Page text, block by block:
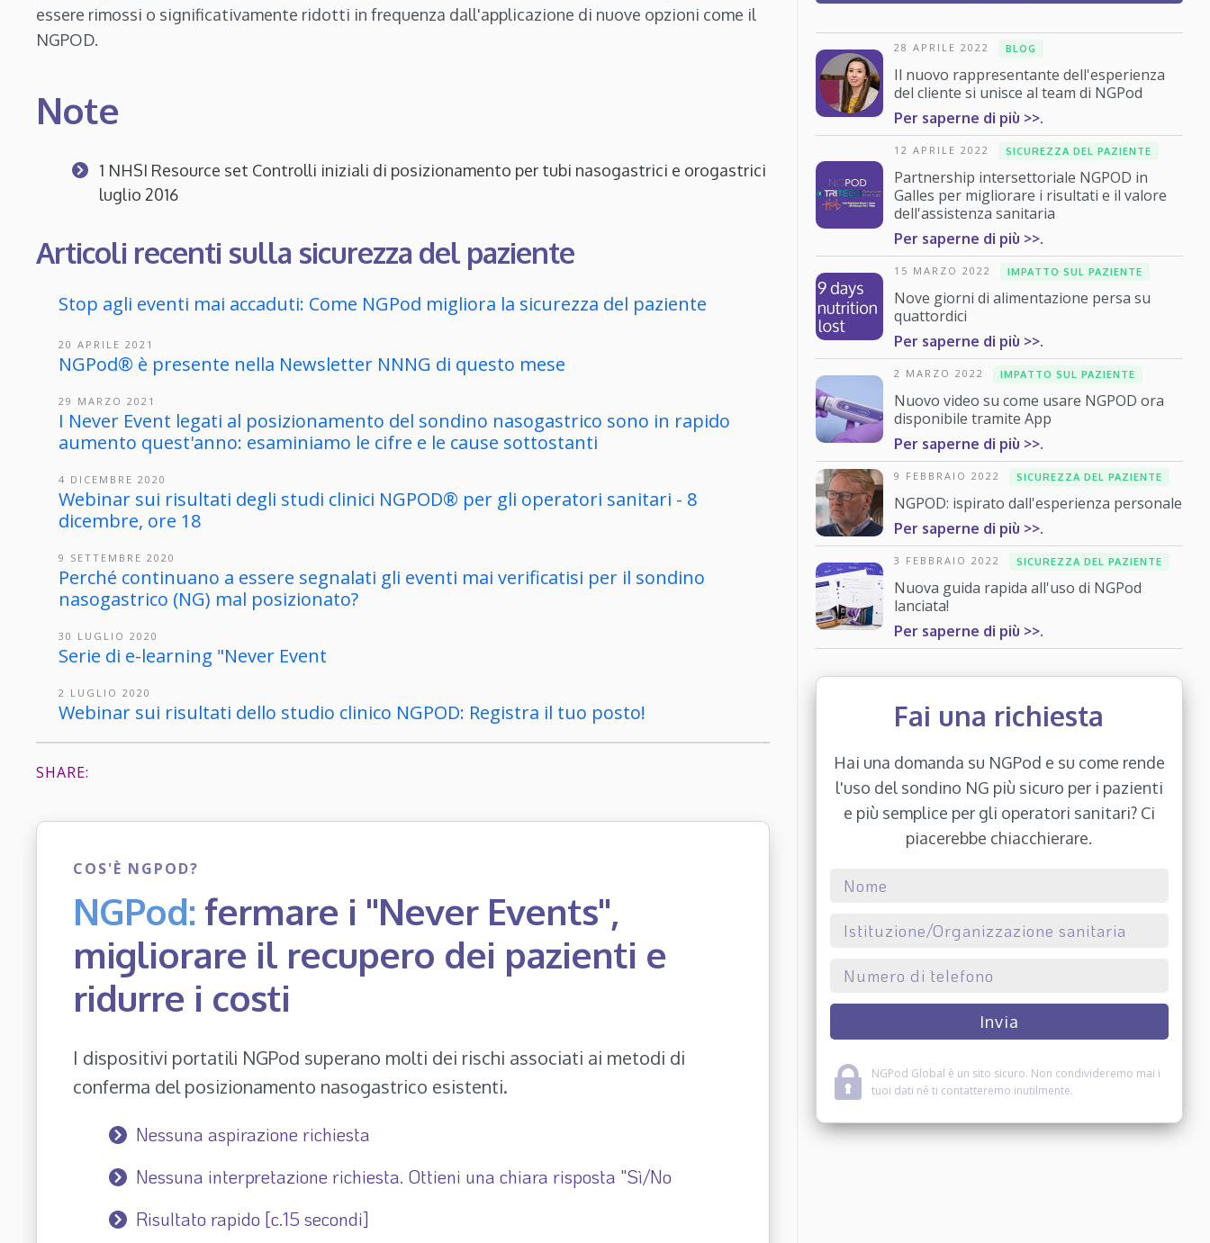
essere rimossi o significativamente ridotti in frequenza dall'applicazione di nuove opzioni come il
NGPOD.
Note
1 NHSI Resource set Controlli iniziali di posizionamento per tubi nasogastrici e orogastrici
luglio 2016
Articoli recenti sulla sicurezza del paziente
Stop agli eventi mai accaduti: Come NGPod migliora la sicurezza del paziente
20 APRILE 2021
NGPod® è presente nella Newsletter NNNG di questo mese
29 MARZO 2021
I Never Event legati al posizionamento del sondino nasogastrico sono in rapido
aumento quest'anno: esaminiamo le cifre e le cause sottostanti
4 DICEMBRE 2020
Webinar sui risultati degli studi clinici NGPOD® per gli operatori sanitari - 8
dicembre, ore 18
9 SETTEMBRE 2020
Perché continuano a essere segnalati gli eventi mai verificatisi per il sondino
nasogastrico (NG) mal posizionato?
30 LUGLIO 2020
Serie di e-learning "Never Event
2 LUGLIO 2020
Webinar sui risultati dello studio clinico NGPOD: Registra il tuo posto!
SHARE:
COS'È NGPOD?
NGPod: fermare i "Never Events",
migliorare il recupero dei pazienti e
ridurre i costi
I dispositivi portatili NGPod superano molti dei rischi associati ai metodi di
conferma del posizionamento nasogastrico esistenti.
Nessuna aspirazione richiesta
Nessuna interpretazione richiesta. Ottieni una chiara risposta "Sì/No
Risultato rapido [c.15 secondi]
28 APRILE 2022 BLOG
Il nuovo rappresentante dell'esperienza
del cliente si unisce al team di NGPod
Per saperne di più >>.
12 APRILE 2022 SICUREZZA DEL PAZIENTE
Partnership intersettoriale NGPOD in
Galles per migliorare i risultati e il valore
dell'assistenza sanitaria
Per saperne di più >>.
15 MARZO 2022 IMPATTO SUL PAZIENTE
Nove giorni di alimentazione persa su
quattordici
Per saperne di più >>.
2 MARZO 2022 IMPATTO SUL PAZIENTE
Nuovo video su come usare NGPOD ora
disponibile tramite App
Per saperne di più >>.
9 FEBBRAIO 2022 SICUREZZA DEL PAZIENTE
NGPOD: ispirato dall'esperienza personale
Per saperne di più >>.
3 FEBBRAIO 2022 SICUREZZA DEL PAZIENTE
Nuova guida rapida all'uso di NGPod
lanciata!
Per saperne di più >>.
Fai una richiesta
Hai una domanda su NGPod e su come rende
l'uso del sondino NG più sicuro per i pazienti
e più semplice per gli operatori sanitari? Ci
piacerebbe chiacchierare.
NGPod Global è un sito sicuro. Non condivideremo mai i
tuoi dati né ti contatteremo inutilmente.